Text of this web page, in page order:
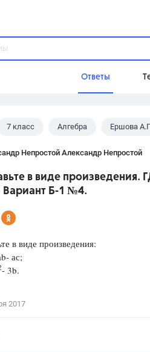
Ответы
7 класс Алгебра Ершова
Непростой Александр Непростой
в виде произведения.
Б-1 №4.
в виде произведения:
ас;
- 3b.
2017